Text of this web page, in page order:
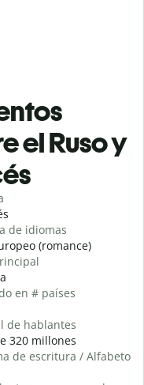
el Ruso y
de idiomas
(romance)
en # países
de hablantes
320 millones
de escritura / Alfabeto